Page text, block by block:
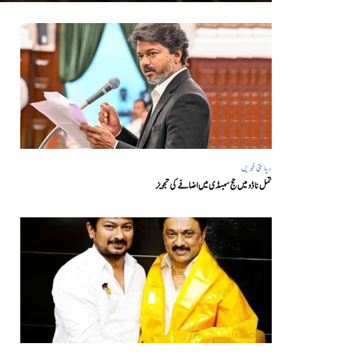
ریاستی خبریں
تمل ناڈو میں حج سبسڈی میں اضافے کی تجویز